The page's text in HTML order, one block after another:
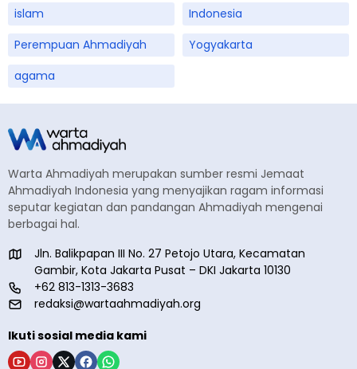
islam
Indonesia
Perempuan Ahmadiyah
Yogyakarta
agama
Warta Ahmadiyah merupakan sumber resmi Jemaat
Ahmadiyah Indonesia yang menyajikan ragam informasi
seputar kegiatan dan pandangan Ahmadiyah mengenai
berbagai hal.
Jln. Balikpapan III No. 27 Petojo Utara, Kecamatan
Gambir, Kota Jakarta Pusat – DKI Jakarta 10130
+62 813-1313-3683
redaksi@wartaahmadiyah.org
Ikuti sosial media kami